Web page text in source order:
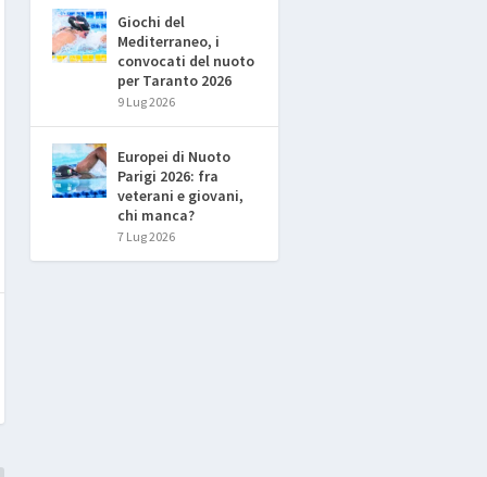
Giochi del
Mediterraneo, i
convocati del nuoto
per Taranto 2026
9 Lug 2026
Europei di Nuoto
Parigi 2026: fra
veterani e giovani,
chi manca?
7 Lug 2026